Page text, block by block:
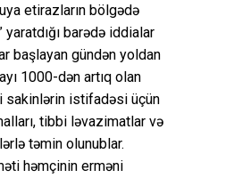
etirazların bölgədə
yaratdığı barədə iddialar
başlayan gündən yoldan
1000-dən artıq olan
sakinlərin istifadəsi üçün
tibbi ləvazimatlar və
təmin olunublar.
həmçinin erməni